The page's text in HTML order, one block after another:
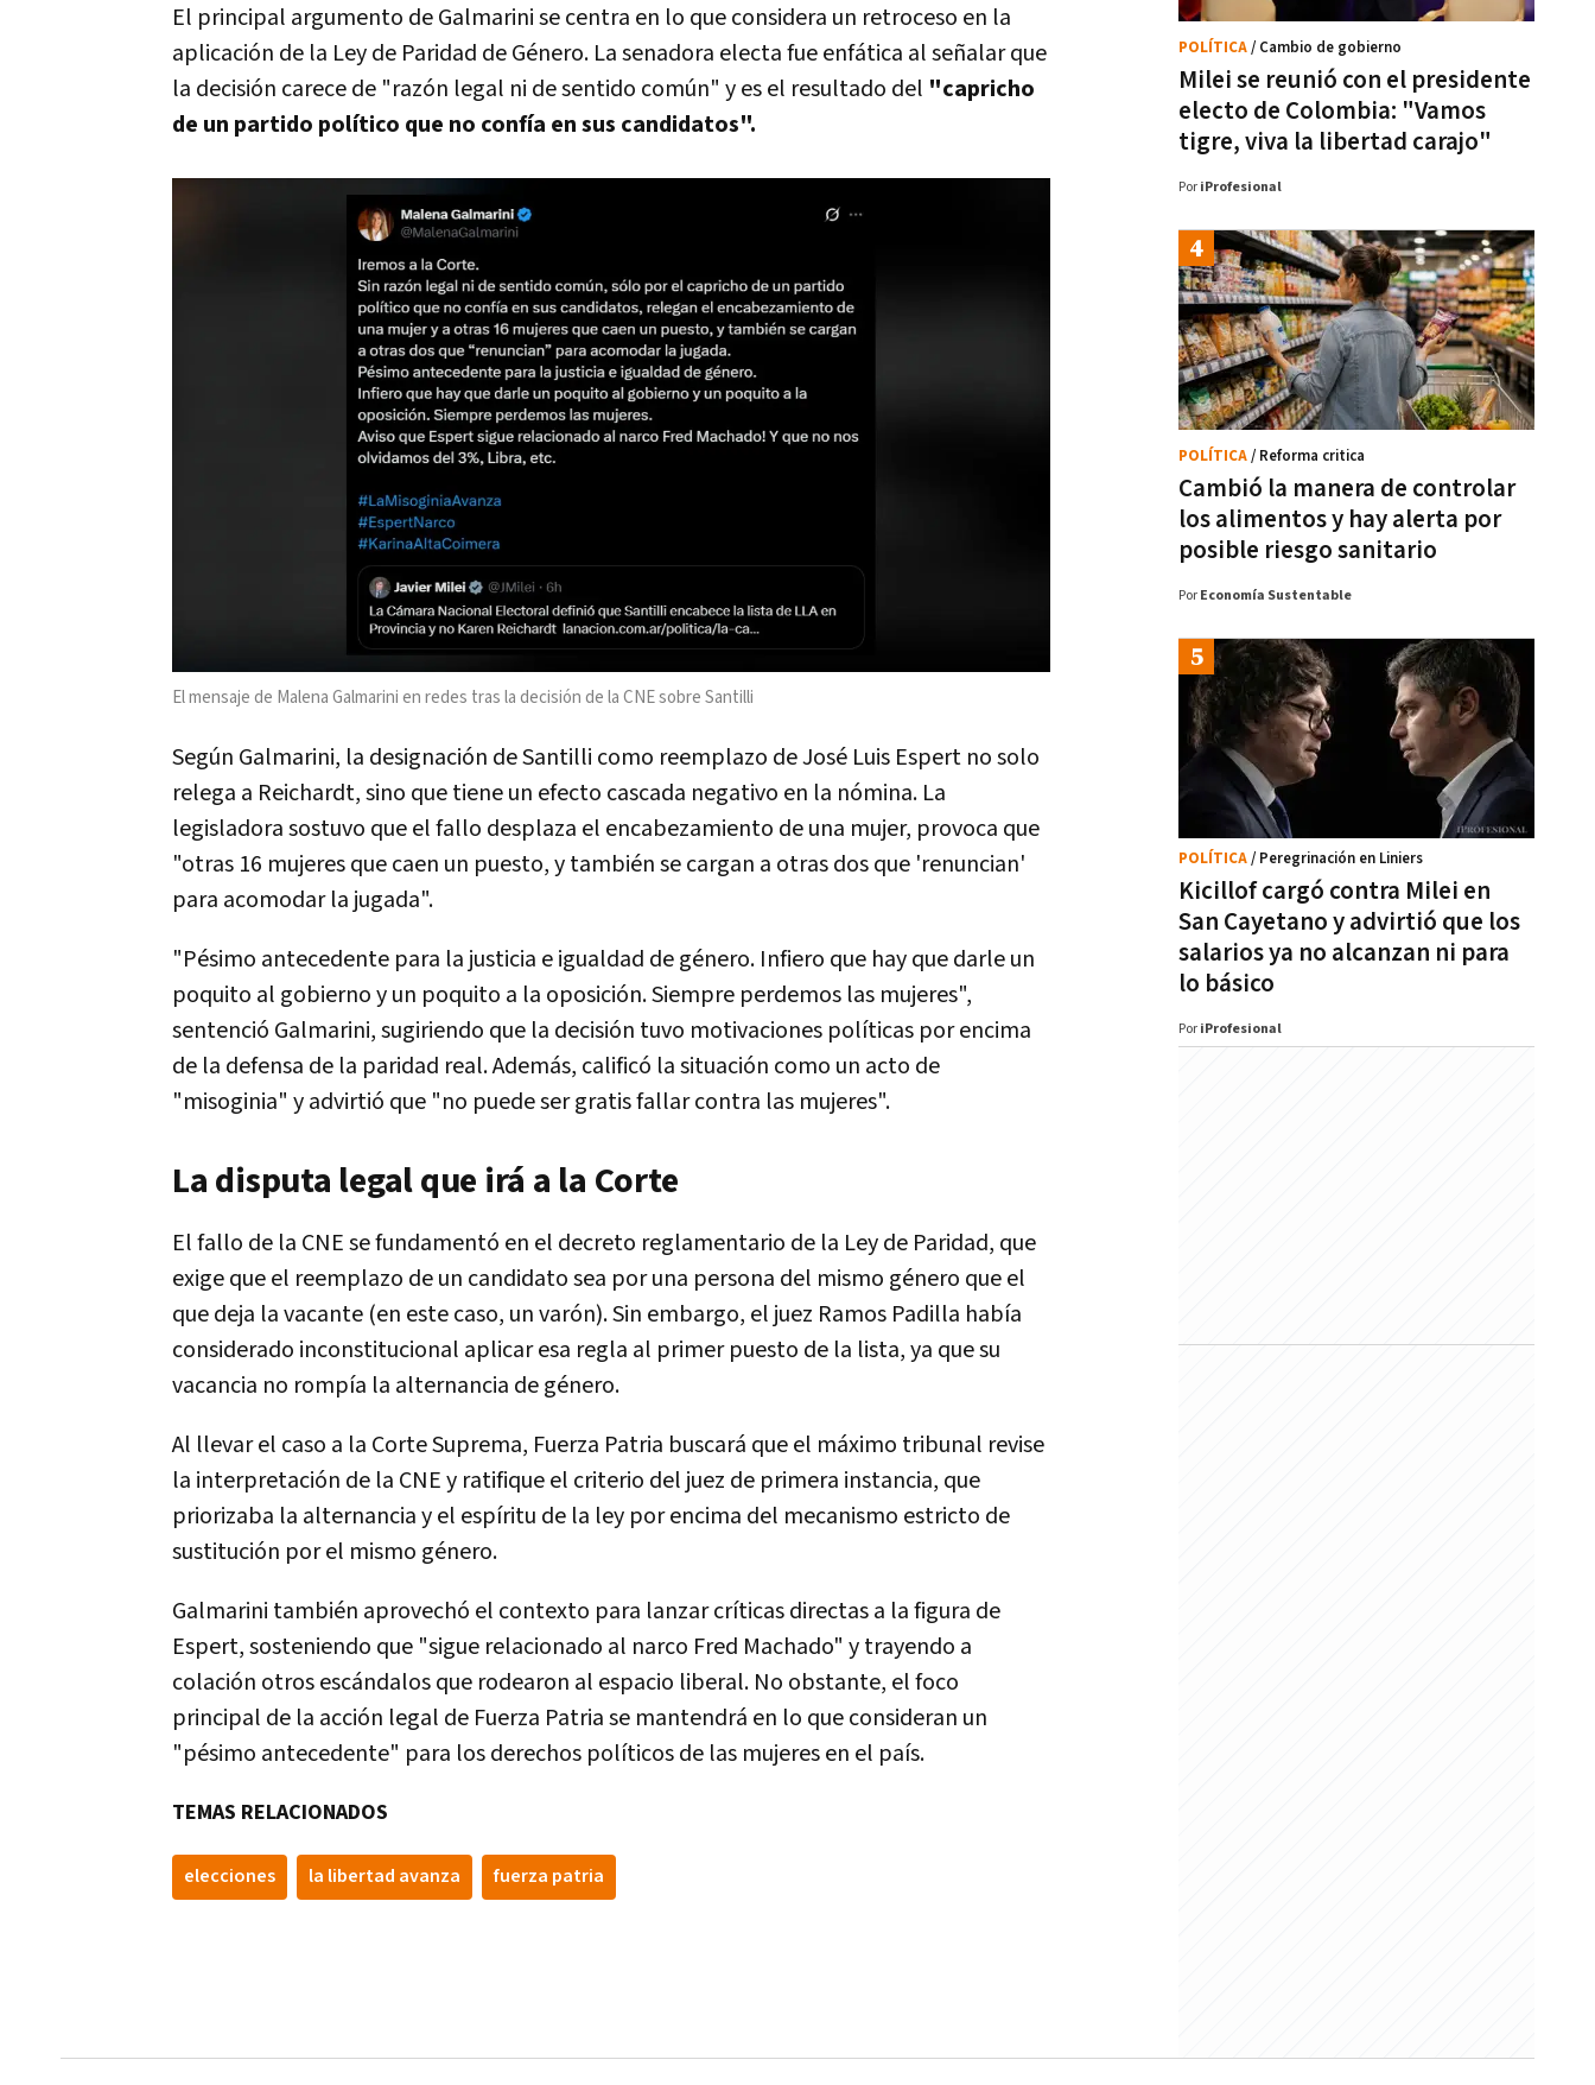
El principal argumento de Galmarini se centra en lo que considera un retroceso en la
aplicación de la Ley de Paridad de Género. La senadora electa fue enfática al señalar que
la decisión carece de "razón legal ni de sentido común" y es el resultado del "capricho
de un partido político que no confía en sus candidatos".
El mensaje de Malena Galmarini en redes tras la decisión de la CNE sobre Santilli
Según Galmarini, la designación de Santilli como reemplazo de José Luis Espert no solo
relega a Reichardt, sino que tiene un efecto cascada negativo en la nómina. La
legisladora sostuvo que el fallo desplaza el encabezamiento de una mujer, provoca que
"otras 16 mujeres que caen un puesto, y también se cargan a otras dos que 'renuncian'
para acomodar la jugada".
"Pésimo antecedente para la justicia e igualdad de género. Infiero que hay que darle un
poquito al gobierno y un poquito a la oposición. Siempre perdemos las mujeres",
sentenció Galmarini, sugiriendo que la decisión tuvo motivaciones políticas por encima
de la defensa de la paridad real. Además, calificó la situación como un acto de
"misoginia" y advirtió que "no puede ser gratis fallar contra las mujeres".
La disputa legal que irá a la Corte
El fallo de la CNE se fundamentó en el decreto reglamentario de la Ley de Paridad, que
exige que el reemplazo de un candidato sea por una persona del mismo género que el
que deja la vacante (en este caso, un varón). Sin embargo, el juez Ramos Padilla había
considerado inconstitucional aplicar esa regla al primer puesto de la lista, ya que su
vacancia no rompía la alternancia de género.
Al llevar el caso a la Corte Suprema, Fuerza Patria buscará que el máximo tribunal revise
la interpretación de la CNE y ratifique el criterio del juez de primera instancia, que
priorizaba la alternancia y el espíritu de la ley por encima del mecanismo estricto de
sustitución por el mismo género.
Galmarini también aprovechó el contexto para lanzar críticas directas a la figura de
Espert, sosteniendo que "sigue relacionado al narco Fred Machado" y trayendo a
colación otros escándalos que rodearon al espacio liberal. No obstante, el foco
principal de la acción legal de Fuerza Patria se mantendrá en lo que consideran un
"pésimo antecedente" para los derechos políticos de las mujeres en el país.
TEMAS RELACIONADOS
elecciones la libertad avanza fuerza patria
Milei se reunió con el presidente
electo de Colombia: "Vamos
tigre, viva la libertad carajo"
POLÍTICA/ Cambio de gobierno
Por iProfesional
Cambió la manera de controlar
los alimentos y hay alerta por
posible riesgo sanitario
POLÍTICA/ Reforma critica
Por Economía Sustentable
Kicillof cargó contra Milei en
San Cayetano y advirtió que los
salarios ya no alcanzan ni para
lo básico
POLÍTICA/ Peregrinación en Liniers
Por iProfesional